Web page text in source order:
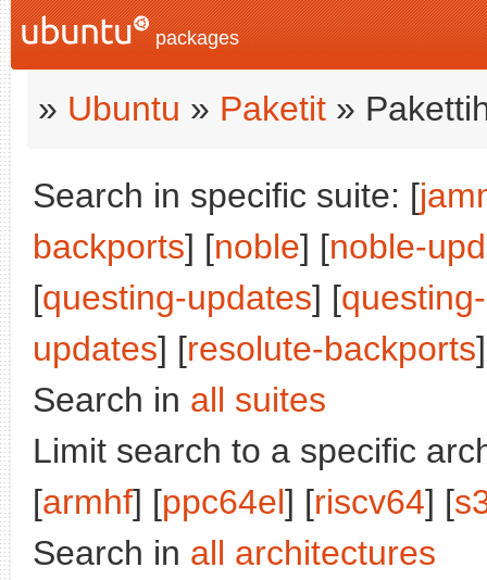
packages
» Ubuntu » Paketit »
Search in specific suite: [
backports] [noble] [noble-
[questing-updates] [
updates] [resolute-backports
Search in all suites
Limit search to a specific
[armhf] [ppc64el] [riscv64] [
Search in all architectures